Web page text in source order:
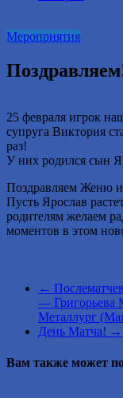
Мероприятия
25 февраля игрок
супруга Виктория
раз!
У них родился сын
Поздравляем Женю
Пусть Ярослав
родителям желаем
моментов в этом
←
— Григорьева
Металлург
День Матча! →
Вам также может